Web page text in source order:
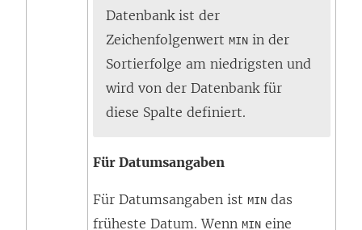
Datenbank ist der
Zeichenfolgenwert MIN in der
Sortierfolge am niedrigsten und
wird von der Datenbank für
diese Spalte definiert.
Für Datumsangaben
Für Datumsangaben ist MIN das
früheste Datum. Wenn MIN eine